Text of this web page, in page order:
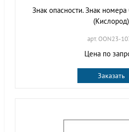
Знак опасности. Знак
(Кислород)
арт. OON23-
Цена по
Заказать